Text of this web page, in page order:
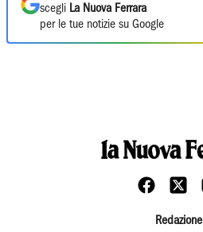
scegli La Nuova Ferrara
per le tue notizie su Google
Redazione